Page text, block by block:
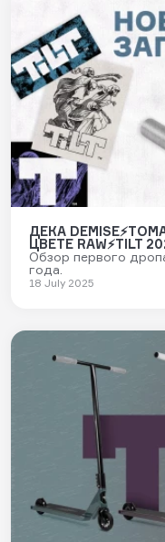
ДЕКА
ЦВЕТЕ RAW⚡TILT
Обзор первого
года.
18 July 2025